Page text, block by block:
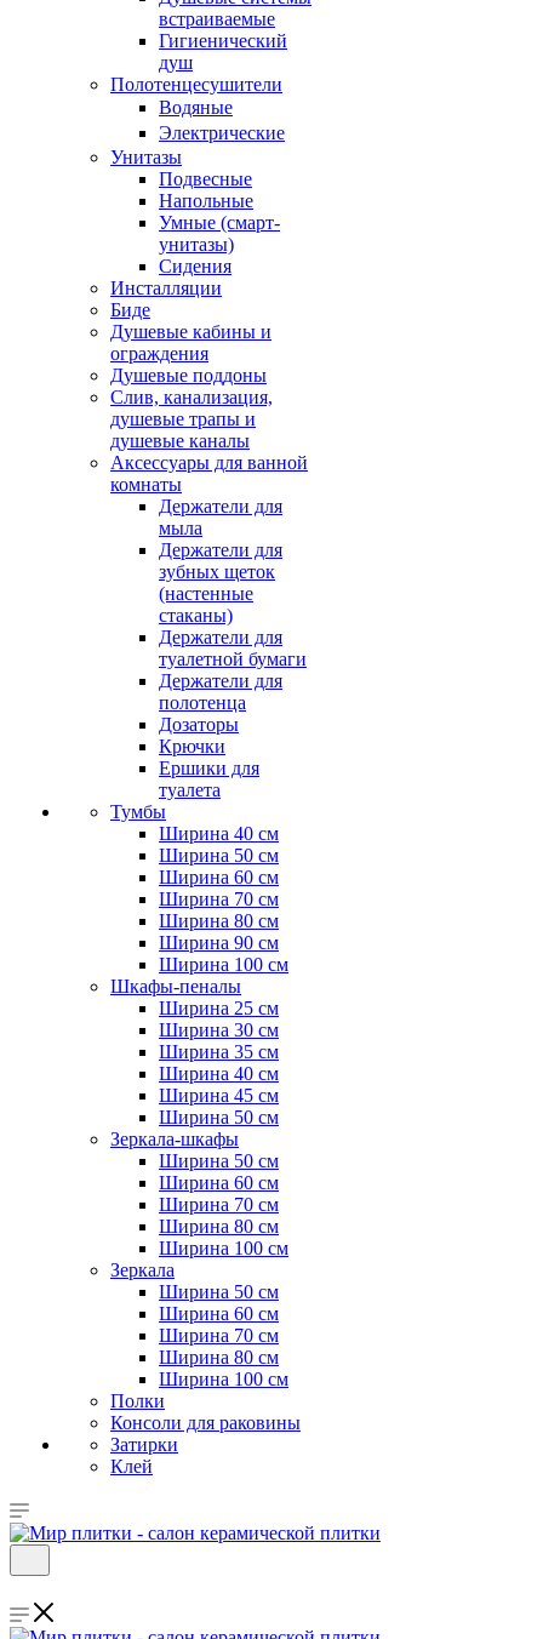
встраиваемые
Гигиенический
душ
Полотенцесушители
ㅤВодяные
ㅤЭлектрические
Унитазы
Подвесные
Напольные
Умные (смарт-
унитазы)
Сидения
Инсталляции
Биде
Душевые кабины и
ограждения
Душевые поддоны
Слив, канализация,
душевые трапы и
душевые каналы
Аксессуары для ванной
комнаты
Держатели для
мыла
Держатели для
зубных щеток
(настенные
стаканы)
Держатели для
туалетной бумаги
Держатели для
полотенца
Дозаторы
Крючки
Ершики для
туалета
Тумбы
Ширина 40 см
Ширина 50 см
Ширина 60 см
Ширина 70 см
Ширина 80 см
Ширина 90 см
Ширина 100 см
Шкафы-пеналы
Ширина 25 см
Ширина 30 см
Ширина 35 см
Ширина 40 см
Ширина 45 см
Ширина 50 см
Зеркала-шкафы
Ширина 50 см
Ширина 60 см
Ширина 70 см
Ширина 80 см
Ширина 100 см
Зеркала
Ширина 50 см
Ширина 60 см
Ширина 70 см
Ширина 80 см
Ширина 100 см
Полки
Консоли для раковины
Затирки
Клей